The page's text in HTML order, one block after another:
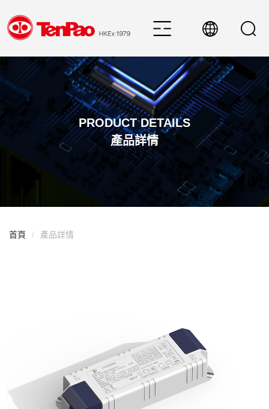
PRODUCT DETAILS
產品詳情
首頁 / 產品詳情